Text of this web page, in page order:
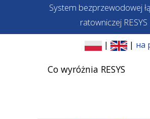
System bezprzewodowej
ratowniczej RESYS
| | на
Co wyróżnia RESYS